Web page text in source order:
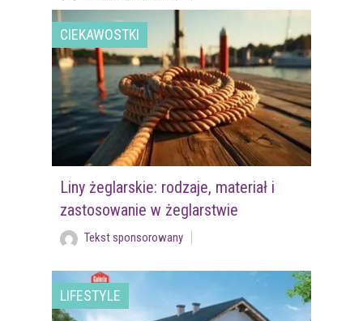
CIEKAWOSTKI
Liny żeglarskie: rodzaje, materiał i
zastosowanie w żeglarstwie
Tekst sponsorowany
LIFESTYLE